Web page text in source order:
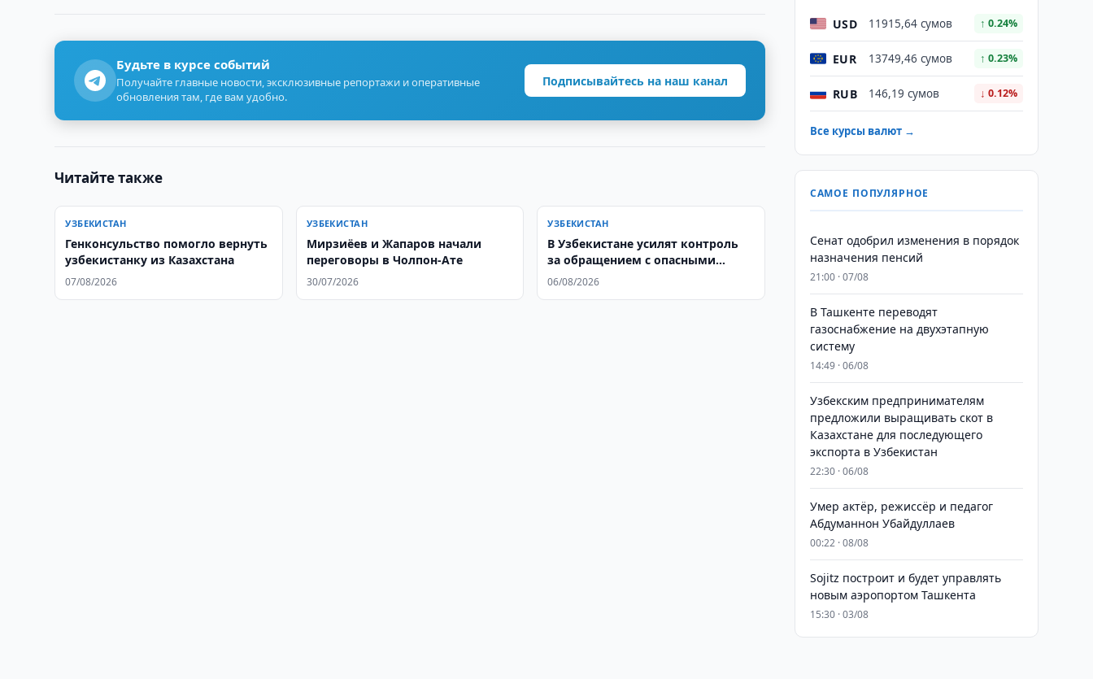
Будьте в курсе событий
Получайте главные новости, эксклюзивные репортажи и оперативные
обновления там, где вам удобно.
Подписывайтесь на наш канал
Читайте также
УЗБЕКИСТАН
Генконсульство помогло вернуть
узбекистанку из Казахстана
07/08/2026
УЗБЕКИСТАН
Мирзиёев и Жапаров начали
переговоры в Чолпон-Ате
30/07/2026
УЗБЕКИСТАН
В Узбекистане усилят контроль
за обращением с опасными
отходами
06/08/2026
USD 11915,64 сумов ↑ 0.24%
EUR 13749,46 сумов ↑ 0.23%
RUB 146,19 сумов ↓ 0.12%
Все курсы валют →
САМОЕ ПОПУЛЯРНОЕ
Сенат одобрил изменения в порядок
назначения пенсий
21:00 · 07/08
В Ташкенте переводят
газоснабжение на двухэтапную
систему
14:49 · 06/08
Узбекским предпринимателям
предложили выращивать скот в
Казахстане для последующего
экспорта в Узбекистан
22:30 · 06/08
Умер актёр, режиссёр и педагог
Абдуманнон Убайдуллаев
00:22 · 08/08
Sojitz построит и будет управлять
новым аэропортом Ташкента
15:30 · 03/08